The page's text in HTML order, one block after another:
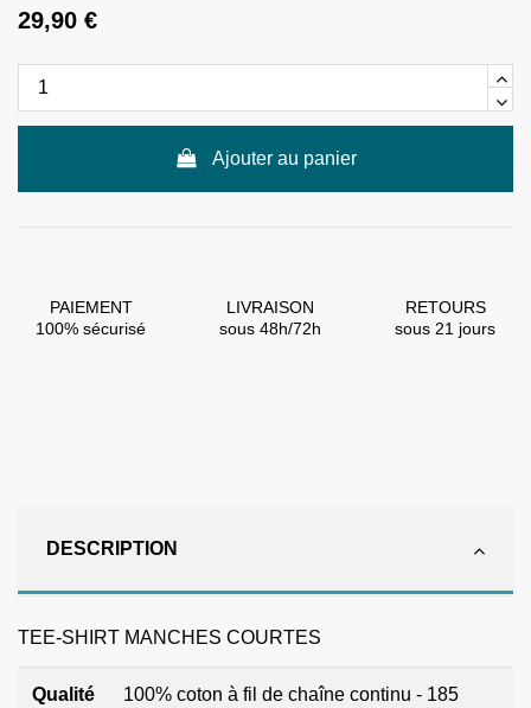
29,90 €
Ajouter au panier
PAIEMENT
100% sécurisé
LIVRAISON
sous 48h/72h
RETOURS
sous 21 jours
DESCRIPTION
TEE-SHIRT MANCHES COURTES
Qualité 100% coton à fil de chaîne continu - 185